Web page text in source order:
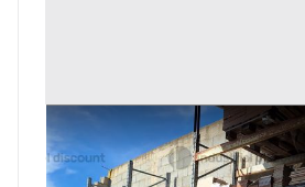
20#9933 Materiale edile
Offerta minima
1.680 €